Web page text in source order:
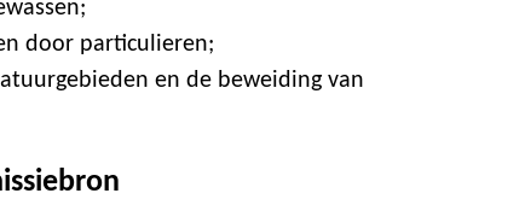
door particulieren;
en de beweiding van